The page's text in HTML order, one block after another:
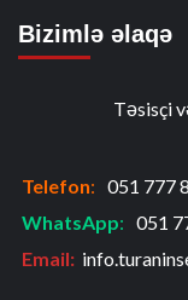
Bizimlə əlaqə
Təsisçi
Telefon: 051 777
WhatsApp: 051
Email: